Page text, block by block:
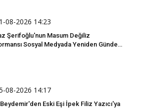
08-2026 14:23
Şerifoğlu'nun Masum Değiliz
Sosyal Medyada Yeniden Gündem
08-2026 14:17
Eski Eşi İpek Filiz Yazıcı'ya